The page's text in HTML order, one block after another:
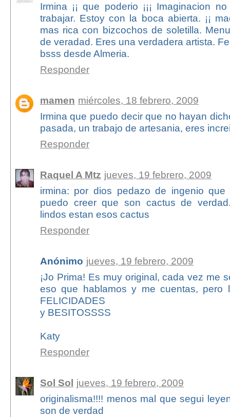
Irmina ¡¡ que poderio ¡¡¡ Imaginacion
trabajar. Estoy con la boca abierta. ¡¡
mas rica con bizcochos de soletilla.
de veradad. Eres una verdadera artista.
bsss desde Almeria.
Responder
mamen miércoles, 18 febrero, 2009
Irmina que puedo decir que no hayan
pasada, un trabajo de artesania, eres
Responder
Raquel A Mtz jueves, 19 febrero, 2009
irmina: por dios pedazo de ingenio
puedo creer que son cactus de
lindos estan esos cactus
Responder
Anónimo jueves, 19 febrero, 2009
¡Jo Prima! Es muy original, cada vez me
eso que hablamos y me cuentas, pero
FELICIDADES
y BESITOSSSS
Katy
Responder
Sol Sol jueves, 19 febrero, 2009
originalisma!!!! menos mal que segui
son de verdad